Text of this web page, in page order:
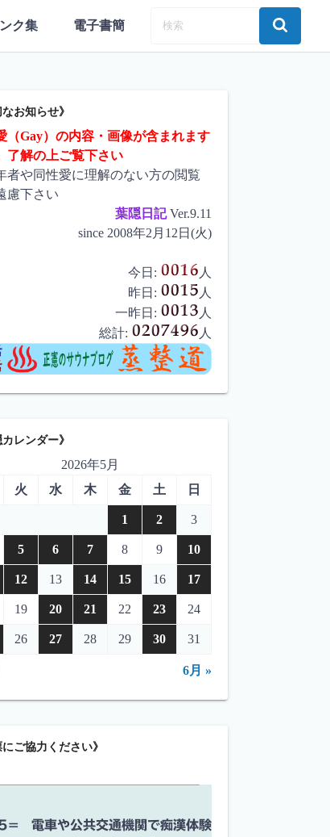
ク集 電子書簡
なお知らせ》
（Gay）の内容・画像が含まれます
了解の上ご覧下さい
者や同性愛に理解のない方の閲覧
慮下さい
葉隠日記Ver.9.11
since 2008年2月12日(火)
今日:
人
昨日:
人
一昨日:
人
総計:
人
カレンダー》
2026年5月
火 水 木 金 土 日
1 2 3
5 6 7 8 9 10
12 13 14 15 16 17
19 20 21 22 23 24
26 27 28 29 30 31
6月 »
にご協力ください》
電車や公共交通機関で痴漢体験